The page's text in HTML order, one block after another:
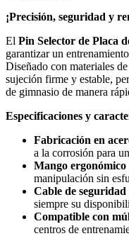
$14.990.$11.990.
¡Precisión, seguridad y
El Pin Selector de Placa
garantizar un
Diseñado con materiales de
sujeción firme y estable,
de gimnasio de manera
Especificaciones y
Fabricación en
a la corrosión para
Mango
manipulación sin
Cable de seguridad
siempre su
Compatible con
centros de